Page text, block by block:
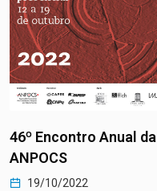
46º Encontro Anual da
ANPOCS
19/10/2022